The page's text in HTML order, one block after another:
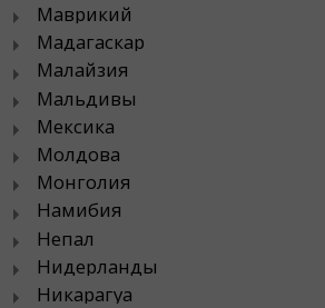
Маврикий
Мадагаскар
Малайзия
Мальдивы
Мексика
Молдова
Монголия
Намибия
Непал
Нидерланды
Никарагуа